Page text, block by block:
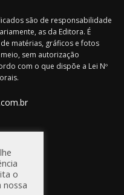
são de responsabilidade
as da Editora. É
matérias, gráficos e fotos
sem autorização
com o que dispõe a Lei Nº
o
nossa